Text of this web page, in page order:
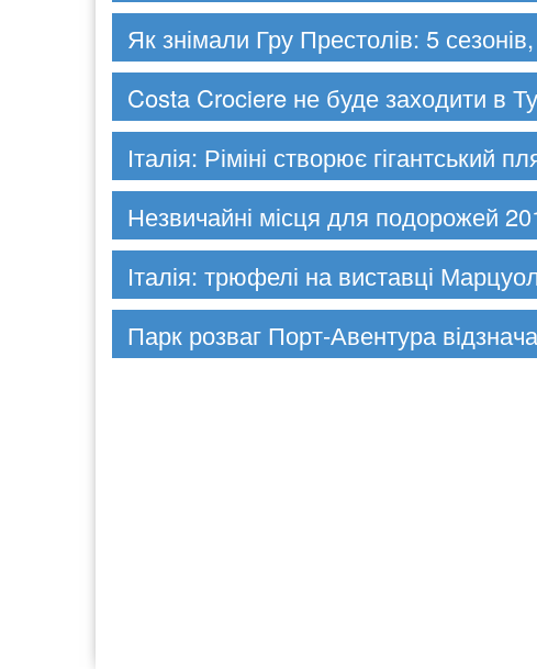
Як знімали Гру Престолів: 5
Costa Crociere не буде заходити в
Італія: Ріміні створює гігантський
Незвичайні місця для подорожей
Італія: трюфелі на виставці
Парк розваг Порт-Авентура